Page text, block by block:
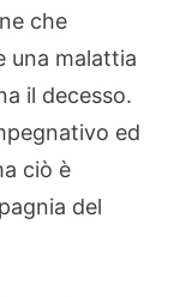
che
una malattia
il decesso.
ed
ciò è
del